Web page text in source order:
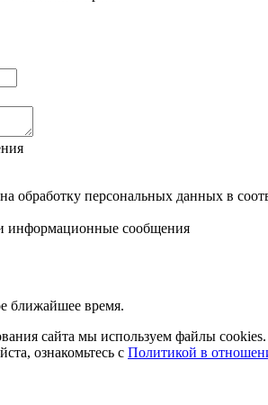
обработку персональных данных в
информационные сообщения
ближайшее время.
сайта мы используем файлы
ознакомьтесь с Политикой в